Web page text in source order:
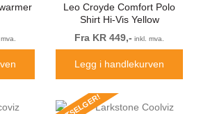
Leo Croyde Comfort Polo
Shirt Hi-Vis Yellow
Fra KR 449,- inkl. mva.
Legg i handlekurven